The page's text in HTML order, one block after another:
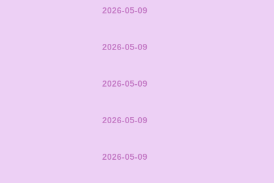
2026-05-09
2026-05-09
2026-05-09
2026-05-09
2026-05-09